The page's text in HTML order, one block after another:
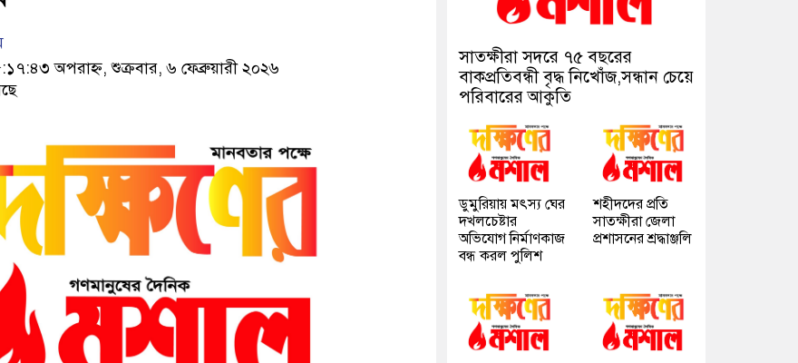
অপরাহ্ন, শুক্রবার, ৬ ফেব্রুয়ারী ২০২৬
সাতক্ষীরা সদরে ৭৫ বছরের
বাকপ্রতিবন্ধী বৃদ্ধ নিখোঁজ,সন্ধান চেয়ে
পরিবারের আকুতি
ডুমুরিয়ায় মৎস্য ঘের
দখলচেষ্টার
অভিযোগ নির্মাণকাজ
বন্ধ করল পুলিশ
শহীদদের প্রতি
সাতক্ষীরা জেলা
প্রশাসনের শ্রদ্ধাঞ্জলি